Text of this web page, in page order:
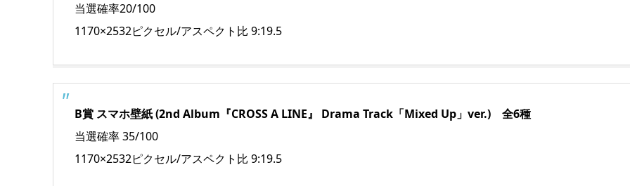
当選確率20/100
1170×2532ピクセル/アスペクト比 9:19.5
B賞 スマホ壁紙 (2nd Album『CROSS A LINE』 Drama Track「Mixed Up」ver.) 全6種
当選確率 35/100
1170×2532ピクセル/アスペクト比 9:19.5